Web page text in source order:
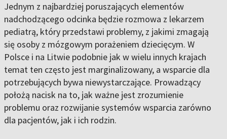
Jednym z najbardziej poruszających elementów
nadchodzącego odcinka będzie rozmowa z lekarzem
pediatrą, który przedstawi problemy, z jakimi zmagają
się osoby z mózgowym porażeniem dziecięcym. W
Polsce i na Litwie podobnie jak w wielu innych krajach
temat ten często jest marginalizowany, a wsparcie dla
potrzebujących bywa niewystarczające. Prowadzący
położą nacisk na to, jak ważne jest zrozumienie
problemu oraz rozwijanie systemów wsparcia zarówno
dla pacjentów, jak i ich rodzin.